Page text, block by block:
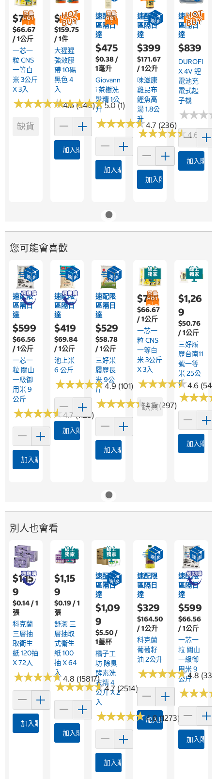
$755
$66.67
/ 1公斤
一芯一
粒 CNS
一等白
米 3公斤
X 3入
★★★★★
★★★★★4.6 (546)
缺貨
$799
$159.75
/ 1件
大猩猩
強效膠
帶 10碼
黑色 4
入
★★★★★
★★★★★5.0 (1)
加入購物車
速配限
區隔日
達
$475
$0.38 /
1毫升
Giovann
I 茶樹洗
髮精 1公
升
★★★★★
★★★★★4.7 (236)
加入購物車
速配限
區隔日
達
$399
$171.67
/ 1公升
味滋康
雞昆布
鰹魚高
湯 1.8公
升
★★★★★
★★★★★4.6 (169)
加入購物車
速配限
區隔日
達
$839
DUROFI
X 4V 鋰
電池充
電式起
子機
★★★
★★★
加入購物
您可能會喜歡
速配限
區隔日
達
$599
$66.56
/ 1公斤
一芯一
粒 關山
一級御
用米 9
公斤
★★★★★
★★★★★4.7 (1125)
加入購物車
速配限
區隔日
達
$419
$69.84
/ 1公斤
池上米
6 公斤
★★★★★
★★★★★4.9 (101)
加入購物車
速配限
區隔日
達
$529
$58.78
/ 1公斤
三好米
履歷長
米 9公
斤
★★★★★
★★★★★4.5 (297)
加入購物車
$755
$66.67
/ 1公斤
一芯一
粒 CNS
一等白
米 3公斤
X 3入
★★★★★
★★★★★4.6
缺貨
$1,26
9
$50.76
/ 1公斤
三好履
歷台南11
號一等
米 25公
斤
★★★
★★★
加入購物
別人也會看
$1,15
9
$0.14 / 1
張
科克蘭
三層抽
取衛生
紙 120抽
X 72入
★★★★★
★★★★★4.8 (15817)
加入購物車
$1,15
9
$0.19 / 1
張
舒潔 三
層抽取
式衛生
紙 100
抽 X 64
入
★★★★★
★★★★★4.7 (2514)
加入購物車
速配限
區隔日
達
$1,09
9
$5.50 /
1蓋杯
橘子工
坊 除臭
酵素洗
衣精 4
公升 X 2
入
★★★★★
★★★★★4.8 (1273)
加入購物車
速配限
區隔日
達
$329
$164.50
/ 1公升
科克蘭
葡萄籽
油 2公升
★★★★★
★★★★★4.8
加入購物車
速配限
區隔日
達
$599
$66.56
/ 1公斤
一芯一
粒 關山
一級御
用米 9
公斤
★★★
★★★
加入購物